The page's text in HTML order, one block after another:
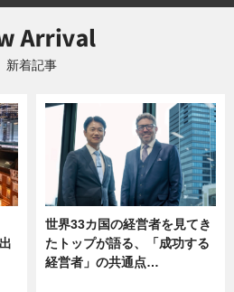
新着記事
世界33カ国の経営者を見てき
たトップが語る、「成功する
経営者」の共通点…